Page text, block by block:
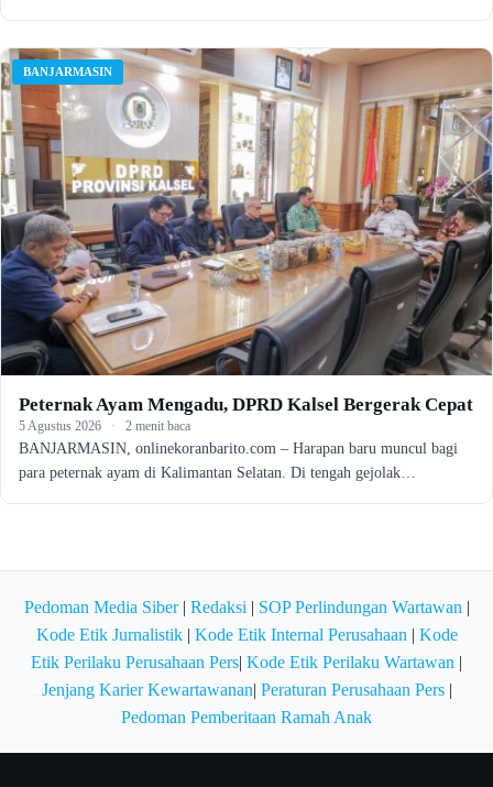
BANJARMASIN
Peternak Ayam Mengadu, DPRD Kalsel Bergerak Cepat
5 Agustus 2026 · 2 menit baca
BANJARMASIN, onlinekoranbarito.com – Harapan baru muncul bagi
para peternak ayam di Kalimantan Selatan. Di tengah gejolak…
Pedoman Media Siber| Redaksi | SOP Perlindungan Wartawan |
Kode Etik Jurnalistik| Kode Etik Internal Perusahaan | Kode
Etik Perilaku Perusahaan Pers| Kode Etik Perilaku Wartawan |
Jenjang Karier Kewartawanan| Peraturan Perusahaan Pers|
Pedoman Pemberitaan Ramah Anak